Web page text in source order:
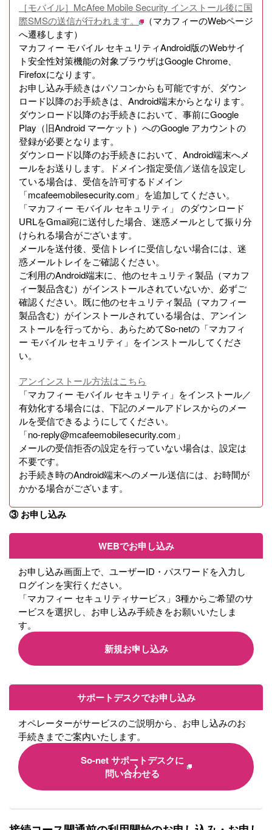
［モバイル］McAfee Mobile Security インストール後に国
際SMSの送信が行われます。
（マカフィーのWebページ
へ遷移します）
マカフィー モバイル セキュリティAndroid版のWebサイ
ト安全性対策機能の対象ブラウザはGoogle Chrome、
Firefoxになります。
お申し込み手続きはパソコンからも可能ですが、ダウン
ロード以降のお手続きは、Android端末からとなります。
ダウンロード以降のお手続きにおいて、事前にGoogle
Play（旧Android マーケット）へのGoogle アカウントの
登録が必要となります。
ダウンロード以降のお手続きにおいて、Android端末へメ
ールをお送りします。ドメイン指定受信／送信を設定し
ている場合は、受信を許可するドメイン
「mcafeemobilesecurity.com」を追加してください。
「マカフィー モバイル セキュリティ」 のダウンロード
URLをGmail宛に送付した場合、迷惑メールとして振り分
けられる場合がございます。
メールを送付後、受信トレイに受信しない場合には、迷
惑メールトレイをご確認ください。
ご利用のAndroid端末に、他のセキュリティ製品（マカフ
ィー製品含む）がインストールされていないか、必ずご
確認ください。既に他のセキュリティ製品（マカフィー
製品含む）がインストールされている場合は、アンイン
ストールを行ってから、あらためてSo-netの「マカフィ
ー モバイル セキュリティ」をインストールしてくださ
い。
アンインストール方法はこちら
「マカフィー モバイル セキュリティ」をインストール／
有効化する場合には、下記のメールアドレスからのメー
ルを受信できるようにしてください。
「no-reply@mcafeemobilesecurity.com」
メールの受信拒否の設定を行っていない場合は、設定は
不要です。
お手続き時のAndroid端末へのメール送信には、お時間が
かかる場合がございます。
③ お申し込み
WEBでお申し込み
お申し込み画面上で、ユーザーID・パスワードを入力し
ログインを実行ください。
「マカフィー セキュリティサービス」3種からご希望のサ
ービスを選択し、お申し込み手続きをお願いいたしま
す。
新規お申し込み
サポートデスクでお申し込み
オペレーターがサービスのご説明から、お申し込みのお
手続きまでご案内いたします。
So-net サポートデスクに
問い合わせる